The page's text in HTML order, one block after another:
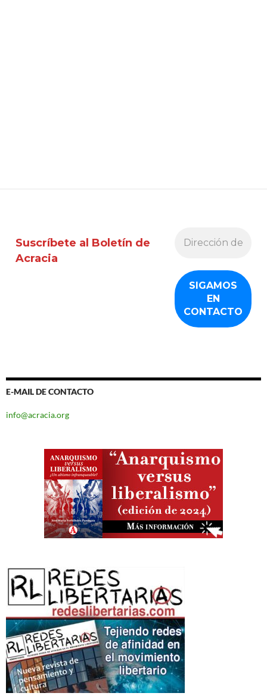
Suscríbete al Boletín de
Acracia
E-MAIL DE CONTACTO
info@acracia.org